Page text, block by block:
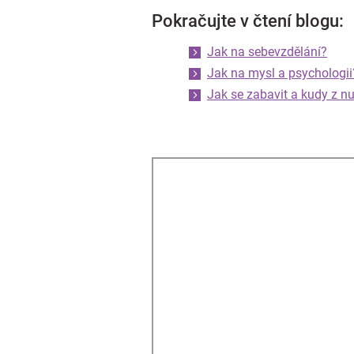
Pokračujte v čtení blogu:
Jak na sebevzdělání?
Jak na mysl a
Jak se zabavit a kudy z